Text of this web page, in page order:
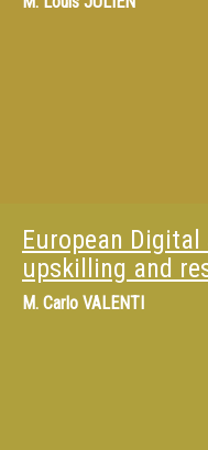
European
upskilling and
M. Carlo VALENTI